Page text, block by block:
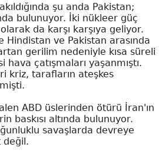
şu anda Pakistan;
bulunuyor. İki nükleer güç
da karşı karşıya geliyor.
Hindistan ve Pakistan arasında
gerilim nedeniyle kısa süreli
hava çatışmaları yaşanmıştı.
kriz, tarafların ateşkes
ABD üslerinden ötürü İran'ın
baskısı altında bulunuyor.
savaşlarda devreye
değil.